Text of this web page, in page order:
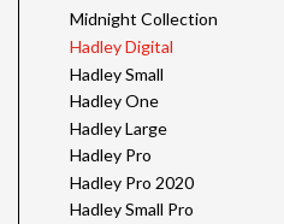
Midnight Collection
Hadley Digital
Hadley Small
Hadley One
Hadley Large
Hadley Pro
Hadley Pro 2020
Hadley Small Pro